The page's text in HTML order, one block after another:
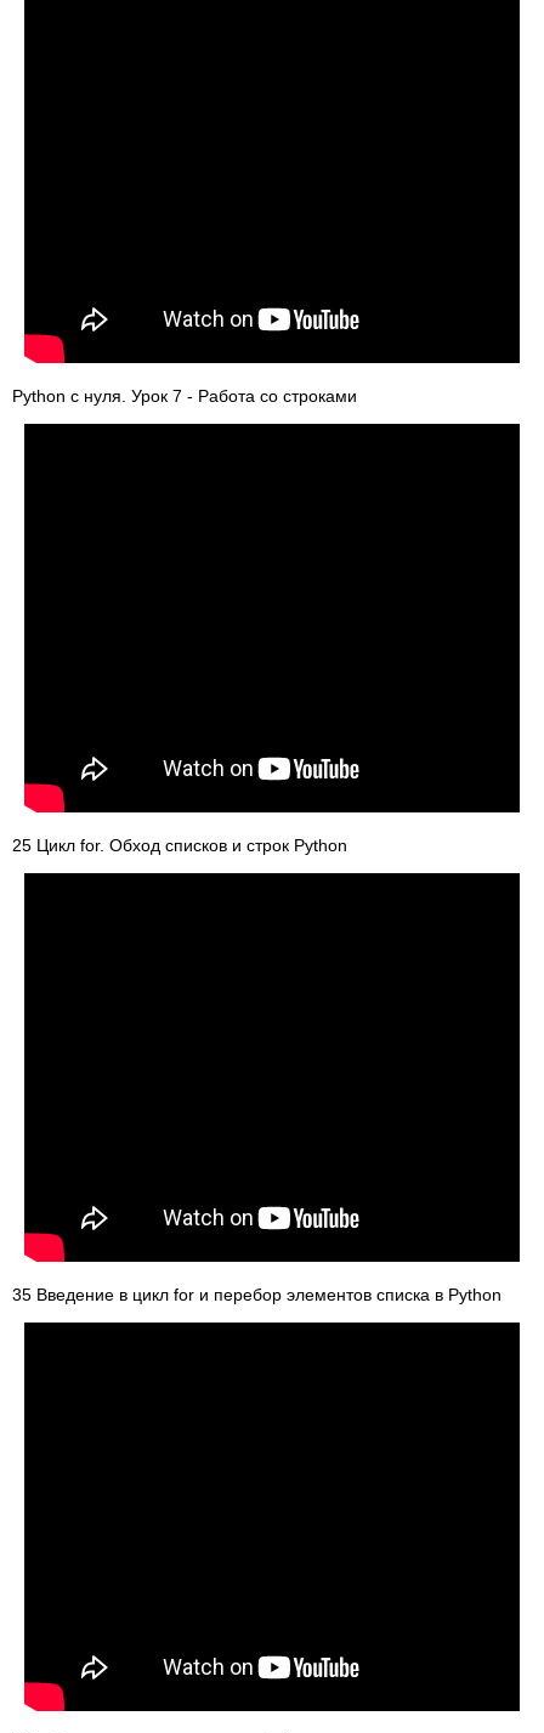
Python с нуля. Урок 7 - Работа со строками
25 Цикл for. Обход списков и строк Python
35 Введение в цикл for и перебор элементов списка в Python